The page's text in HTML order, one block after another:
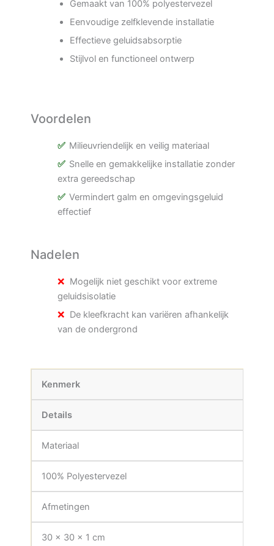
Gemaakt van 100% polyestervezel
Eenvoudige zelfklevende installatie
Effectieve geluidsabsorptie
Stijlvol en functioneel ontwerp
Voordelen
Milieuvriendelijk en veilig materiaal
Snelle en gemakkelijke installatie zonder
extra gereedschap
Vermindert galm en omgevingsgeluid
effectief
Nadelen
Mogelijk niet geschikt voor extreme
geluidsisolatie
De kleefkracht kan variëren afhankelijk
van de ondergrond
Kenmerk
Details
Materiaal
100% Polyestervezel
Afmetingen
30 x 30 x 1 cm